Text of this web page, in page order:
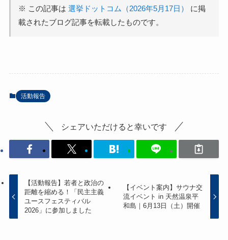
※ この記事は選挙ドットコム（2026年5月17日）
に掲
載されたブログ記事を転載したものです。
活動報告
シェアいただけると幸いです
【活動報告】若者と政治の
距離を縮める！「民主主義
ユースフェスティバル
2026」に参加しました
【イベント案内】サウナ交
流イベント in 天然温泉平
和島｜6月13日（土）開催